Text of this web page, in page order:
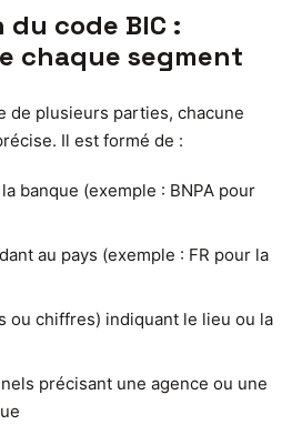
code BIC :
chaque segment
de plusieurs parties, chacune
Il est formé de :
banque (exemple : BNPA pour
au pays (exemple : FR pour la
ou chiffres) indiquant le lieu ou la
précisant une agence ou une